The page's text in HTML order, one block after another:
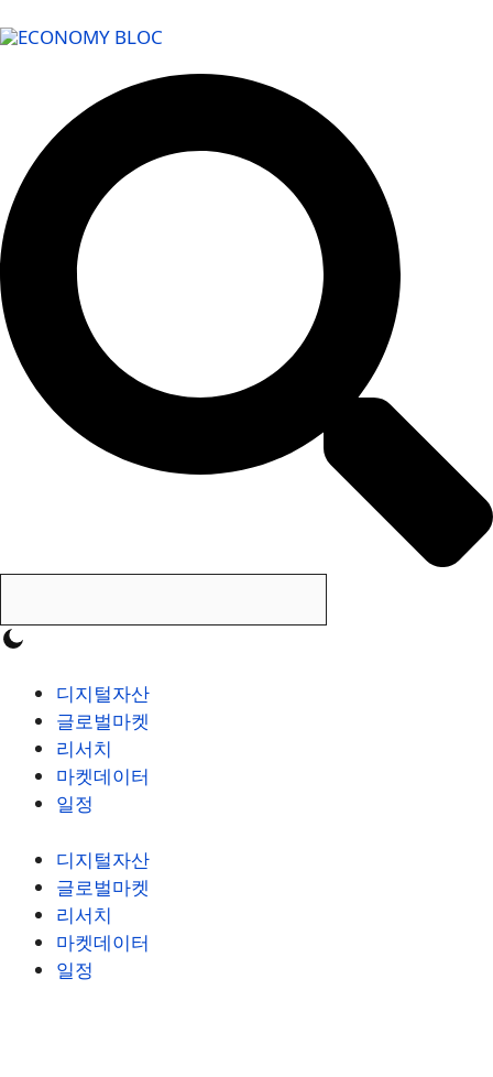
디지털자산
글로벌마켓
리서치
마켓데이터
일정
디지털자산
글로벌마켓
리서치
마켓데이터
일정